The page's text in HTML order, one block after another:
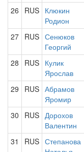
26 RUS Клюкин
Родион
27 RUS Сенюков
Георгий
28 RUS Кулик
Ярослав
29 RUS Абрамов
Яромир
30 RUS Дорохов
Валентин
31 RUS Степанова